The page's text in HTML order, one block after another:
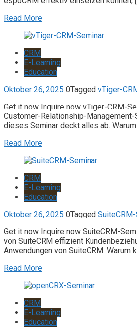
Read More
CRM
E-Learning
Education
Oktober 26, 2025 0Tagged vTiger-
Get it now Inquire now vTiger-CRM-
Customer-Relationship-
dieses Seminar deckt alles ab.
Read More
CRM
E-Learning
Education
Oktober 26, 2025 0Tagged
Get it now Inquire now SuiteCRM-
von SuiteCRM effizient
Anwendungen von SuiteCRM. Warum
Read More
CRM
E-Learning
Education